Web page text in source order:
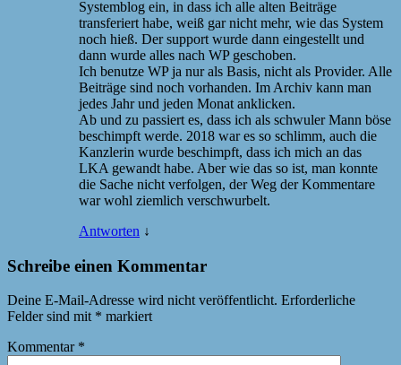
Systemblog ein, in dass ich alle alten Beiträge
transferiert habe, weiß gar nicht mehr, wie das System
noch hieß. Der support wurde dann eingestellt und
dann wurde alles nach WP geschoben.
Ich benutze WP ja nur als Basis, nicht als Provider. Alle
Beiträge sind noch vorhanden. Im Archiv kann man
jedes Jahr und jeden Monat anklicken.
Ab und zu passiert es, dass ich als schwuler Mann böse
beschimpft werde. 2018 war es so schlimm, auch die
Kanzlerin wurde beschimpft, dass ich mich an das
LKA gewandt habe. Aber wie das so ist, man konnte
die Sache nicht verfolgen, der Weg der Kommentare
war wohl ziemlich verschwurbelt.
Antworten ↓
Schreibe einen Kommentar
Deine E-Mail-Adresse wird nicht veröffentlicht. Erforderliche
Felder sind mit * markiert
Kommentar *